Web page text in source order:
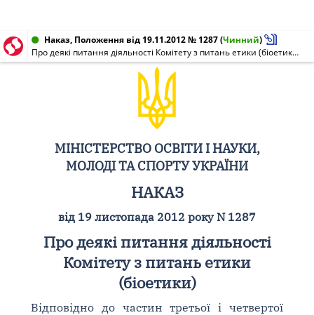
Наказ, Положення від 19.11.2012 № 1287(Чинний)
Про деякі питання діяльності Комітету з питань етики (біоетики)
МІНІСТЕРСТВО ОСВІТИ І НАУКИ,
МОЛОДІ ТА СПОРТУ УКРАЇНИ
НАКАЗ
від 19 листопада 2012 року N 1287
Про деякі питання діяльності
Комітету з питань етики
(біоетики)
Відповідно до частин третьої і четвертої